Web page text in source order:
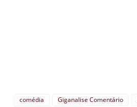
comédia Giganalise Comentário